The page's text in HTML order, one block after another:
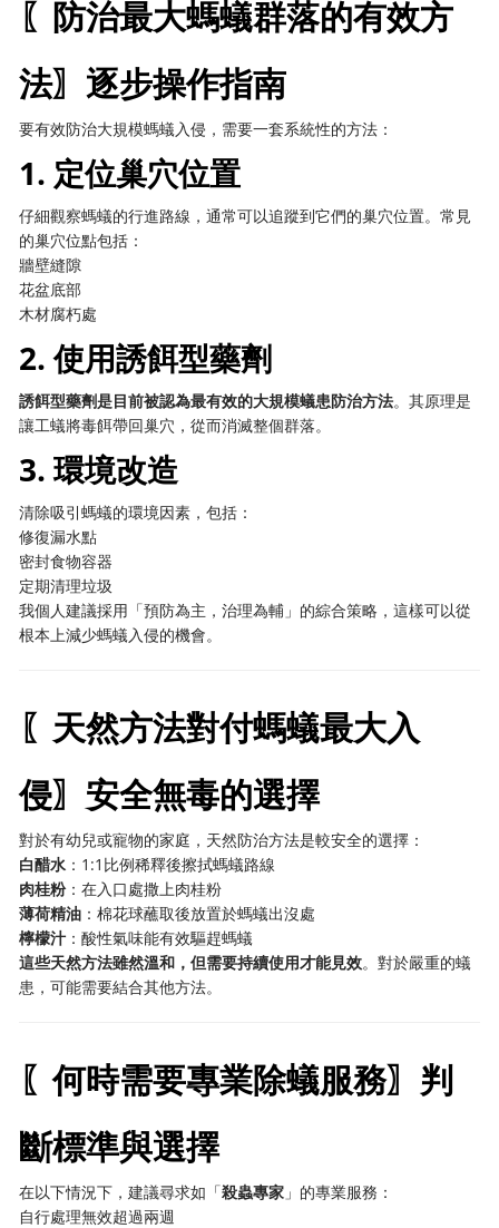
〖防治最大螞蟻群落的有效方
法〗逐步操作指南
要有效防治大規模螞蟻入侵，需要一套系統性的方法：
1. 定位巢穴位置
仔細觀察螞蟻的行進路線，通常可以追蹤到它們的巢穴位置。常見
的巢穴位點包括：
牆壁縫隙
花盆底部
木材腐朽處
2. 使用誘餌型藥劑
誘餌型藥劑是目前被認為最有效的大規模蟻患防治方法。其原理是
讓工蟻將毒餌帶回巢穴，從而消滅整個群落。
3. 環境改造
清除吸引螞蟻的環境因素，包括：
修復漏水點
密封食物容器
定期清理垃圾
我個人建議採用「預防為主，治理為輔」的綜合策略，這樣可以從
根本上減少螞蟻入侵的機會。
〖天然方法對付螞蟻最大入
侵〗安全無毒的選擇
對於有幼兒或寵物的家庭，天然防治方法是較安全的選擇：
白醋水 ：1:1比例稀釋後擦拭螞蟻路線
肉桂粉：在入口處撒上肉桂粉
薄荷精油 ：棉花球蘸取後放置於螞蟻出沒處
檸檬汁：酸性氣味能有效驅趕螞蟻
這些天然方法雖然溫和，但需要持續使用才能見效。對於嚴重的蟻
患，可能需要結合其他方法。
〖何時需要專業除蟻服務〗判
斷標準與選擇
在以下情況下，建議尋求如「殺蟲專家 」的專業服務：
自行處理無效超過兩週